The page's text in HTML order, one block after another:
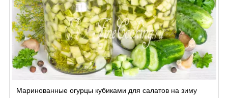
Маринованные огурцы кубиками для салатов на зиму